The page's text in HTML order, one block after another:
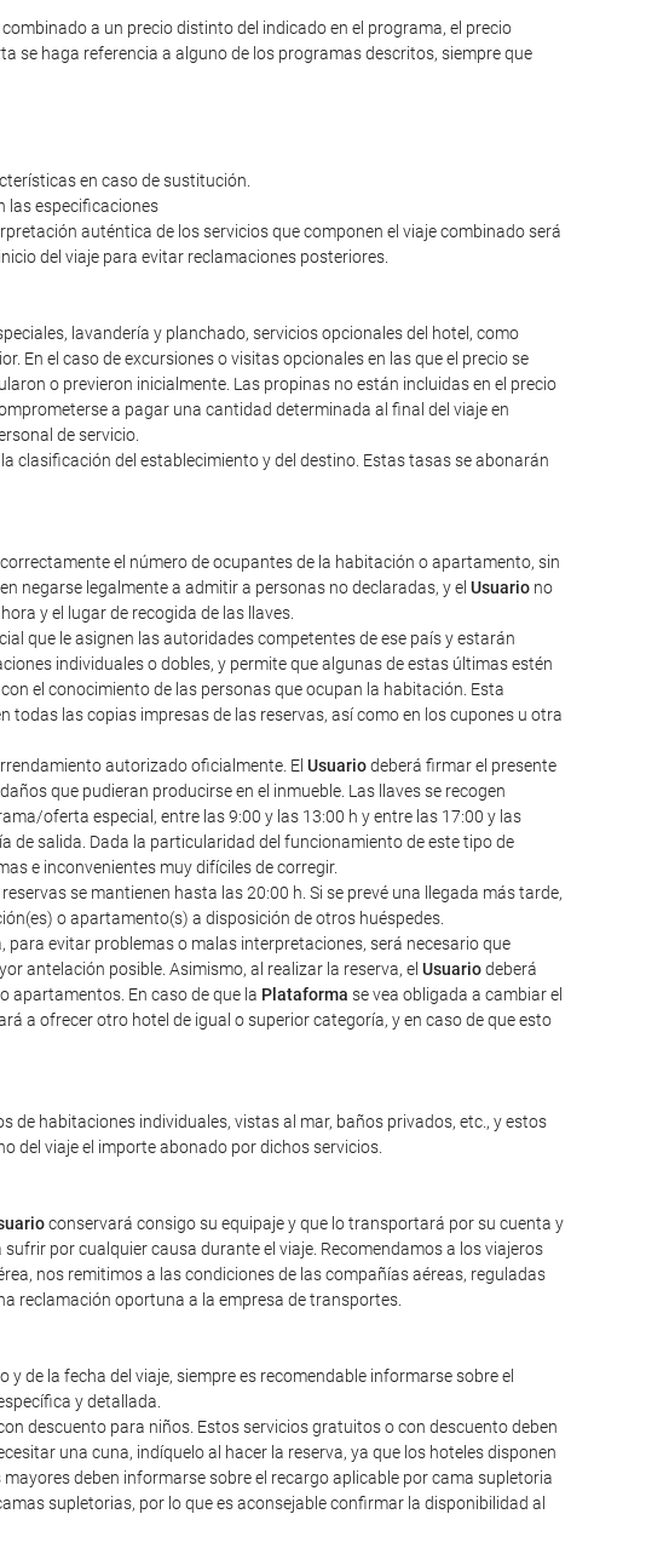
a un precio distinto del indicado en el programa, el precio
se haga referencia a alguno de los programas descritos, siempre que
en caso de sustitución.
las especificaciones
auténtica de los servicios que componen el viaje combinado será
del viaje para evitar reclamaciones posteriores.
lavandería y planchado, servicios opcionales del hotel, como
En el caso de excursiones o visitas opcionales en las que el precio se
o previeron inicialmente. Las propinas no están incluidas en el precio
a pagar una cantidad determinada al final del viaje en
de servicio.
clasificación del establecimiento y del destino. Estas tasas se abonarán
el número de ocupantes de la habitación o apartamento, sin
negarse legalmente a admitir a personas no declaradas, y el Usuario no
y el lugar de recogida de las llaves.
que le asignen las autoridades competentes de ese país y estarán
individuales o dobles, y permite que algunas de estas últimas estén
el conocimiento de las personas que ocupan la habitación. Esta
las copias impresas de las reservas, así como en los cupones u otra
autorizado oficialmente. El Usuariodeberá firmar el presente
que pudieran producirse en el inmueble. Las llaves se recogen
oferta especial, entre las 9:00 y las 13:00 h y entre las 17:00 y las
de salida. Dada la particularidad del funcionamiento de este tipo de
e inconvenientes muy difíciles de corregir.
se mantienen hasta las 20:00 h. Si se prevé una llegada más tarde,
o apartamento(s) a disposición de otros huéspedes.
evitar problemas o malas interpretaciones, será necesario que
antelación posible. Asimismo, al realizar la reserva, el Usuariodeberá
apartamentos. En caso de que la Plataforma se vea obligada a cambiar el
a ofrecer otro hotel de igual o superior categoría, y en caso de que esto
de habitaciones individuales, vistas al mar, baños privados, etc., y estos
del viaje el importe abonado por dichos servicios.
conservará consigo su equipaje y que lo transportará por su cuenta y
por cualquier causa durante el viaje. Recomendamos a los viajeros
nos remitimos a las condiciones de las compañías aéreas, reguladas
reclamación oportuna a la empresa de transportes.
de la fecha del viaje, siempre es recomendable informarse sobre el
y detallada.
descuento para niños. Estos servicios gratuitos o con descuento deben
una cuna, indíquelo al hacer la reserva, ya que los hoteles disponen
deben informarse sobre el recargo aplicable por cama supletoria
supletorias, por lo que es aconsejable confirmar la disponibilidad al